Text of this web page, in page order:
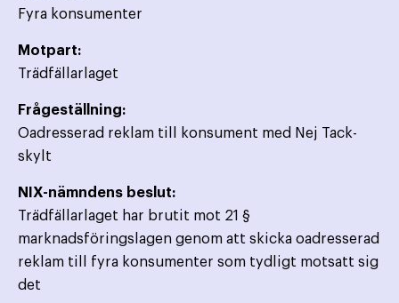
Fyra konsumenter
Motpart:
Trädfällarlaget
Frågeställning:
Oadresserad reklam till konsument med Nej Tack-
skylt
NIX-nämndens beslut:
Trädfällarlaget har brutit mot 21 §
marknadsföringslagen genom att skicka oadresserad
reklam till fyra konsumenter som tydligt motsatt sig
det